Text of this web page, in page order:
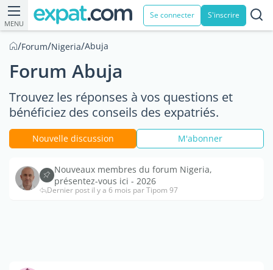
MENU
Se connecter S'inscrire
/Forum/Nigeria/Abuja
Forum Abuja
Trouvez les réponses à vos questions et
bénéficiez des conseils des expatriés.
Nouvelle discussion M'abonner
Nouveaux membres du forum Nigeria,
présentez-vous ici - 2026
Dernier post il y a 6 mois par Tipom 97